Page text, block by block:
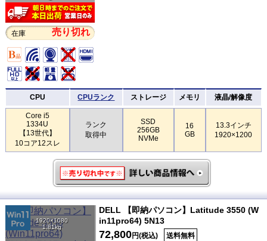
在庫 売り切れ
CPU CPUランク ストレージ メモリ 液晶/解像度
Core i5
1334U
【13世代】
10コア12スレ
ランク
取得中
SSD
256GB
NVMe
16
GB
13.3インチ
1920×1200
1920×1080
1.81kg
DELL 【即納パソコン】Latitude 3550 (W
in11pro64) 5N13
72,800円(税込) 送料無料